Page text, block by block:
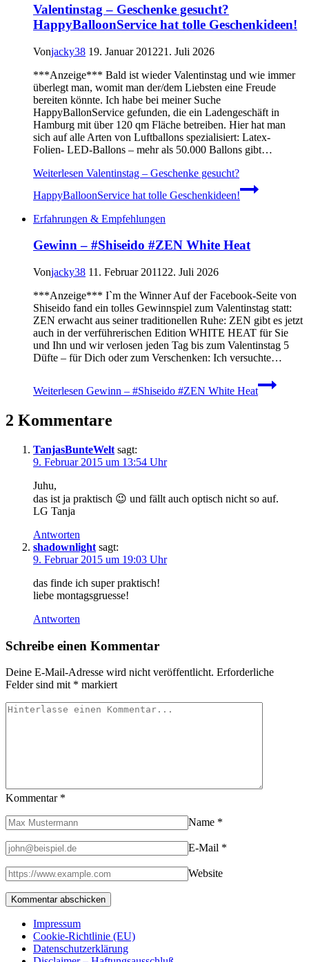
Valentinstag – Geschenke gesucht?
HappyBalloonService hat tolle Geschenkideen!
Vonjacky38 19. Januar 201221. Juli 2026
***Anzeige*** Bald ist wieder Valentinstag und wie immer
überlegt man, womit man der/dem Liebsten eine Freude
bereiten könnte. Ich habe bei meiner Suche
HappyBallonService gefunden, die ein Ladengeschäft in
Hamburg mit über 120 qm Fläche betreiben. Hier hat man
sich auf alle Arten von Luftballons spezialisiert: Latex-
Folien- LED-Ballons – mehr als 50.000 Ballons gibt…
Weiterlesen Valentinstag – Geschenke gesucht?
HappyBalloonService hat tolle Geschenkideen!
Erfahrungen & Empfehlungen
Gewinn – #Shiseido #ZEN White Heat
Vonjacky38 11. Februar 2011 22. Juli 2026
***Anzeige*** I`m the Winner Auf der Facebook-Seite von
Shiseido fand ein tolles Gewinnspiel zum Valentinstag statt:
ZEN erwacht aus seiner traditionellen Ruhe: ZEN gibt es jetzt
auch in der verführerischen Edition WHITE HEAT für Sie
und Ihn und wir verlosen jeden Tag bis zum Valentinstag 5
Düfte – für Dich oder zum Verschenken: Ich versuchte…
Weiterlesen Gewinn – #Shiseido #ZEN White Heat
2 Kommentare
TanjasBunteWelt sagt:
9. Februar 2015 um 13:54 Uhr
Juhu,
das ist ja praktisch 😉 und fällt auch optisch nicht so auf.
LG Tanja
Antworten
shadownlight sagt:
9. Februar 2015 um 19:03 Uhr
das finde ich super praktisch!
liebe montagsgruesse!
Antworten
Schreibe einen Kommentar
Deine E-Mail-Adresse wird nicht veröffentlicht. Erforderliche
Felder sind mit * markiert
Kommentar *
Name *
E-Mail *
Website
Impressum
Cookie-Richtlinie (EU)
Datenschutzerklärung